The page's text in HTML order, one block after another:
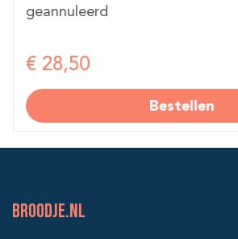
geannuleerd
€ 28,50
Bestellen
BROODJE.NL